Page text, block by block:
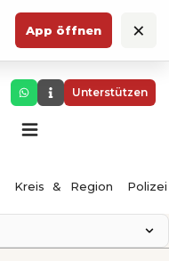
App öffnen ×
Unterstützen
Kreis & Region Polizei